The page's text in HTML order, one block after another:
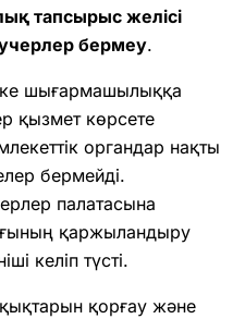
тапсырыс желісі
бермеу.
шығармашылыққа
қызмет көрсете
органдар нақты
бермейді.
палатасына
қаржыландыру
келіп түсті.
қорғау және